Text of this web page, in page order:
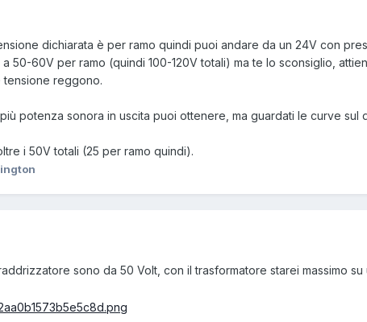
dichiarata è per ramo quindi puoi andare da un 24V con
50-60V per ramo (quindi 100-120V totali) ma te lo sconsiglio,
reggono.
potenza sonora in uscita puoi ottenere, ma guardati le curve sul
i 50V totali (25 per ramo quindi).
sono da 50 Volt, con il trasformatore starei massimo